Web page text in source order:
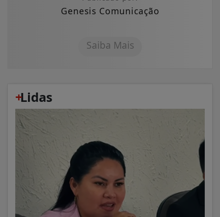
Genesis Comunicação
Saiba Mais
+
Lidas